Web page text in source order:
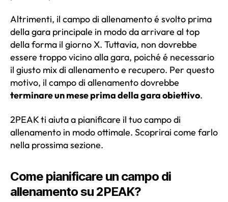
Altrimenti, il campo di allenamento é svolto prima
della gara principale in modo da arrivare al top
della forma il giorno X. Tuttavia, non dovrebbe
essere troppo vicino alla gara, poiché é necessario
il giusto mix di allenamento e recupero. Per questo
motivo, il campo di allenamento dovrebbe
terminare un mese prima della gara obiettivo.
2PEAK ti aiuta a pianificare il tuo campo di
allenamento in modo ottimale. Scoprirai come farlo
nella prossima sezione.
Come pianificare un campo di
allenamento su 2PEAK?